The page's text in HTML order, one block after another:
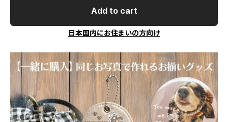
Add to cart
日本国内にお住まいの方向け